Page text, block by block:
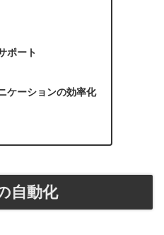
ポート
ケーションの効率化
自動化